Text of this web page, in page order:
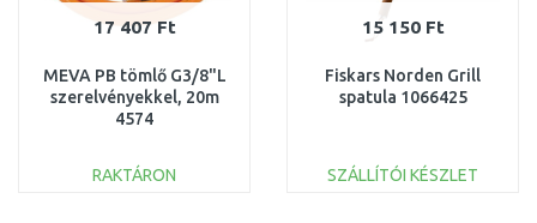
17 407 Ft
MEVA PB tömlő G3/8"L
szerelvényekkel, 20m
4574
RAKTÁRON
15 150 Ft
Fiskars Norden Grill
spatula 1066425
SZÁLLÍTÓI KÉSZLET